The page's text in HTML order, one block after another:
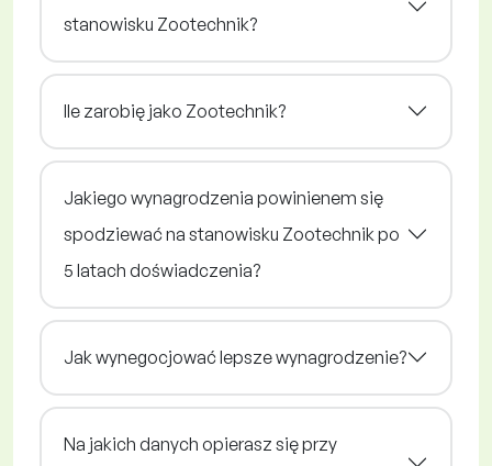
stanowisku Zootechnik?
Ile zarobię jako Zootechnik?
Jakiego wynagrodzenia powinienem się
spodziewać na stanowisku Zootechnik po
5 latach doświadczenia?
Jak wynegocjować lepsze wynagrodzenie?
Na jakich danych opierasz się przy